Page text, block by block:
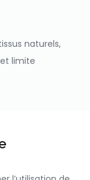
naturels,
limite